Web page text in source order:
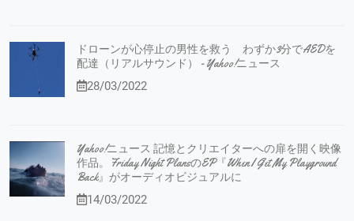
ドローンが心停止の男性を救う わずか3分でAEDを
配達（リアルサウンド） - Yahoo!ニュース
28/03/2022
Yahoo!ニュース 記憶とクリエイターへの扉を開く映像
作品。Friday Night PlansのEP『When I Get My Playground
Back』がオーディオビジュアルに
14/03/2022